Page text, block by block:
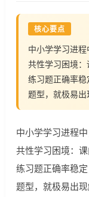
核心要点
中小学学习进
共性学习困境
练习题正确率
题型，就极易出
中小学学习进程
共性学习困境：
练习题正确率稳
题型，就极易出